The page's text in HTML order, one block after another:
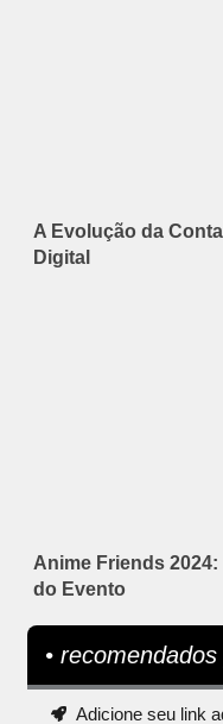
A Evolução da
Digital
Anime Friends
do Evento
•
Adicione seu link